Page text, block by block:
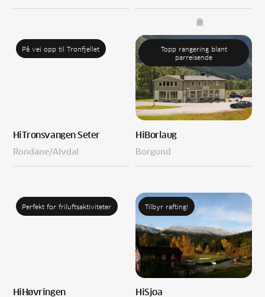
På vei opp til Tronfjellet
HiTronsvangen Seter
Rondane/Alvdal
Topp rangering blant
parreisende
HiBorlaug
Borgund
Perfekt for friluftsaktiviteter
HiHøvringen
Tilbyr rafting!
HiSjoa